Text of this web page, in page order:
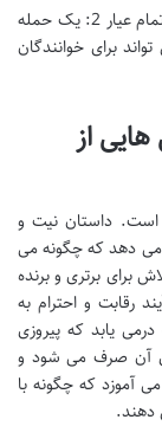
فراتر از طنز و ماجراجویی، کتاب بیگ نیت، دردسرساز تمام عیار 2: یک حمله
برای خوانندگان
از
است. داستان نیت و
می دهد که چگونه می
برای برتری و برنده
رقابت و احترام به
یابد که پیروزی
آن صرف می شود و
آموزد که چگونه با
دهند.